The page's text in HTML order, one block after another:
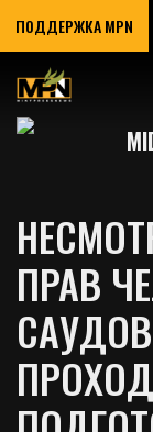
ПОДДЕРЖКА MPN
ПРАВ